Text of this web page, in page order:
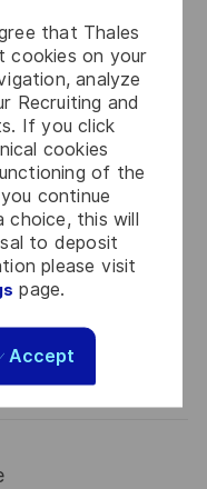
that Thales
cookies on your
analyze
Recruiting and
If you click
cookies
of the
continue
choice, this will
to deposit
please visit
page.
Accept
pour ce poste.
transversal, la prise
équipes sont des
reconnait
notre meilleur
!